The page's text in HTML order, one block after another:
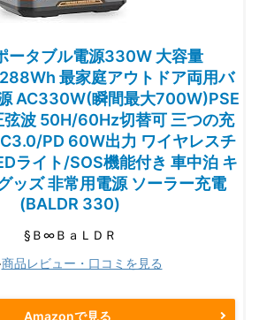
ータブル電源330W 大容量
最家庭アウトドア両用バ
AC330W(瞬間最大700W)PSE
弦波 50H/60Hz切替可 三つの充
PD 60W出力 ワイヤレスチ
ライト/SOS機能付き 車中泊 キ
ッズ 非常用電源 ソーラー充電
(BALDR 330)
§Ｂ∞ＢａＬＤＲ
商品レビュー・口コミを見る
Amazonで見る